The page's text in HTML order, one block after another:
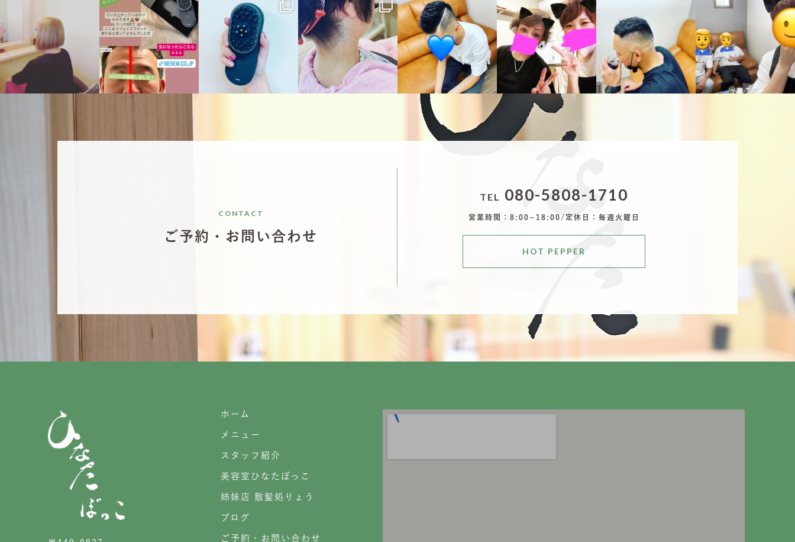
hinatabokko_hair
10月 6
hinatabokko_hair
10月 5
hinatabokko_hair
10月 3
hinatabokko_hair
10月 3
hinatabokko_hair
9月 29 9月 29
hinatabokko_hair
9月 26
CONTACT
ご予約・お問い合わせ
TEL 080-5808-1710
営業時間：8:00~18:00/ 定休日：毎週火曜日
HOT PEPPER
ホーム
メニュー
スタッフ紹介
美容室ひなたぼっこ
姉妹店 散髪処りょう
ブログ
ご予約・お問い合わせ